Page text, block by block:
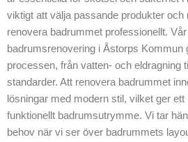
nödvändiga krav.
Genom att
använda
avancerade
produkter kan vi
leverera ett resultat
som både är
effektivt och
viktigt att välja passande produkter och
renovera badrummet professionellt.
badrumsrenovering i Åstorps Kommun
processen, från vatten- och eldragning
standarder. Att renovera badrummet
lösningar med modern stil, vilket ger
funktionellt badrumsutrymme. Vi tar
behov när vi ser över badrummets